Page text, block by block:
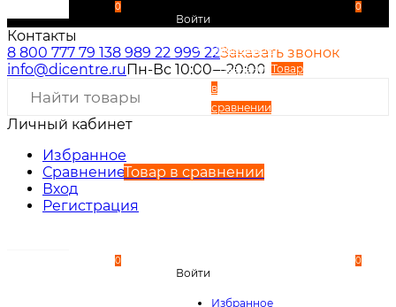
0
Войти
Избранное
Сравнение Товар
в
сравнении
0
Контакты
8 800 777 79 138 989 22 999 22Заказать звонок
info@dicentre.ru Пн-Вс 10:00—20:00
Личный кабинет
Избранное
СравнениеТовар в сравнении
Вход
Регистрация
0
Войти
Избранное
0